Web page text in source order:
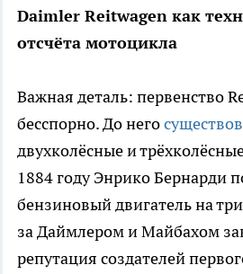
Daimler Reitwagen как
отсчёта мотоцикла
Важная деталь: первенство
бесспорно. До него
двухколёсные и
1884 году Энрико Бернарди
бензиновый двигатель на
за Даймлером и Майбахом
репутация создателей